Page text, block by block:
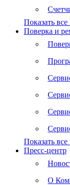
Показать
Поверка и
Показать
Пресс-центр
О